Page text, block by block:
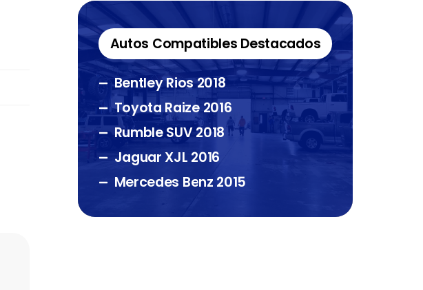
Autos Compatibles Destacados
Bentley Rios 2018
Toyota Raize 2016
Rumble SUV 2018
Jaguar XJL 2016
Mercedes Benz 2015